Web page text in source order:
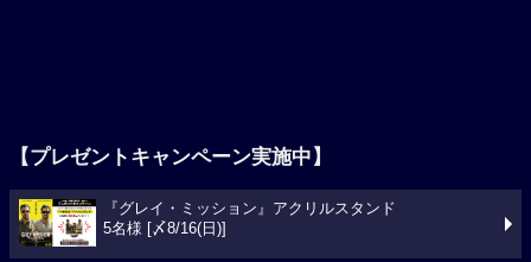
【プレゼントキャンペーン実施中】
『グレイ・ミッション』アクリルスタンド
5名様 [〆8/16(日)]